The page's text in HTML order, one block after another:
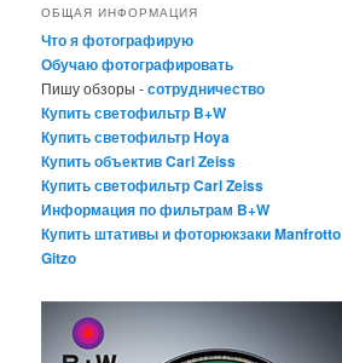
ОБЩАЯ ИНФОРМАЦИЯ
Что я фотографирую
Обучаю фотографировать
Пишу обзоры -сотрудничество
Купить светофильтр B+W
Купить светофильтр Hoya
Купить объектив Carl Zeiss
Купить светофильтр Carl Zeiss
Информация по фильтрам B+W
Купить штативы и фоторюкзаки Manfrotto
Gitzo